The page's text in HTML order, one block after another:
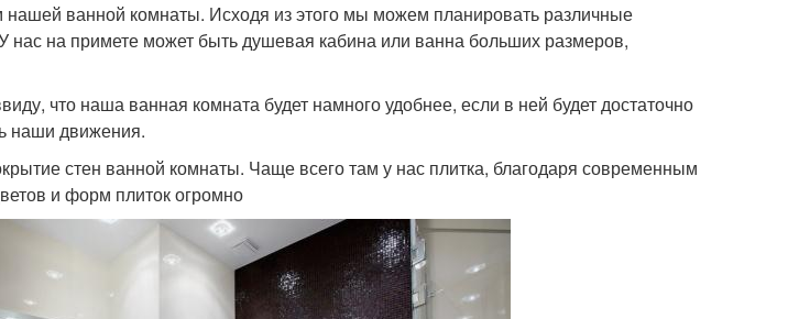
ванной комнаты. Исходя из этого мы можем планировать различные
на примете может быть душевая кабина или ванна больших размеров,
что наша ванная комната будет намного удобнее, если в ней будет достаточно
наши движения.
стен ванной комнаты. Чаще всего там у нас плитка, благодаря современным
и форм плиток огромно